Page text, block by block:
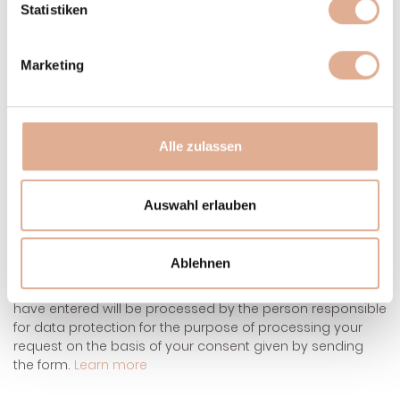
Statistiken
Marketing
Alle zulassen
Auswahl erlauben
Ablehnen
Bathtub or cozy corner
Submit enquiry
After sending the contact form, the personal data you
have entered will be processed by the person responsible
for data protection for the purpose of processing your
request on the basis of your consent given by sending
the form. Learn more